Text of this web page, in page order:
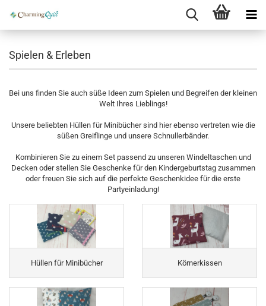
Spielen & Erleben
Bei uns finden Sie auch süße Ideen zum Spielen und Begreifen der kleinen
Welt Ihres Lieblings!
Unsere beliebten Hüllen für Minibücher sind hier ebenso vertreten wie die
süßen Greiflinge und unsere Schnullerbänder.
Kombinieren Sie zu einem Set passend zu unseren Windeltaschen und
Decken oder stellen Sie Geschenke für den Kindergeburtstag zusammen
oder freuen Sie sich auf die perfekte Geschenkidee für die erste
Partyeinladung!
Hüllen für Minibücher Körnerkissen